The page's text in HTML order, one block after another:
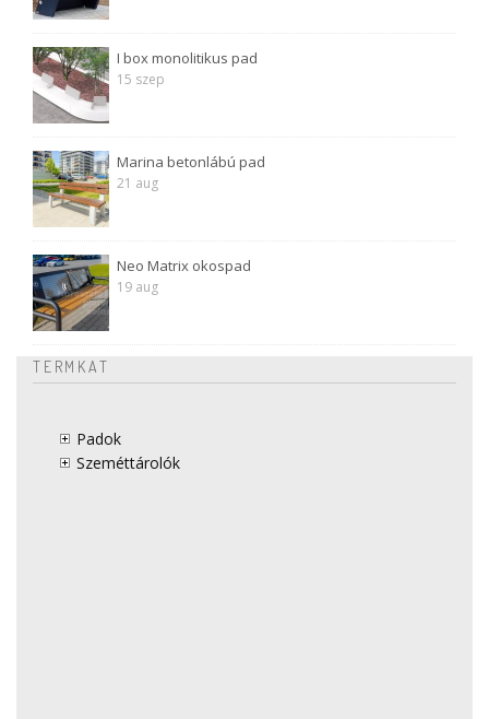
I box monolitikus pad
15 szep
Marina betonlábú pad
21 aug
Neo Matrix okospad
19 aug
TERMKAT
Padok
Szeméttárolók